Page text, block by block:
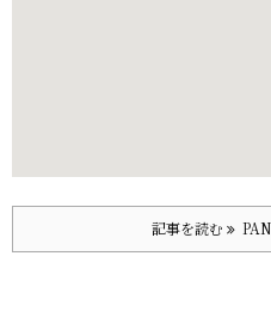
記事を読む